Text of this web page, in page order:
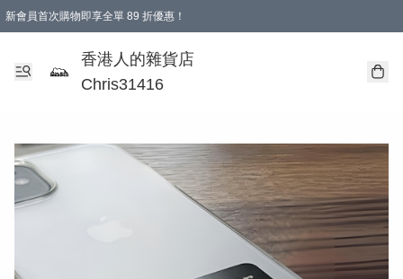
新會員首次購物即享全單 89 折優惠！
購物滿 HKD 499.00即享免運費優惠！（適用於 本地送貨、本地取貨 )
【滿 $300 專屬驚喜：無聲信物（最後一批）】
香港人的雜貨店
Chris31416